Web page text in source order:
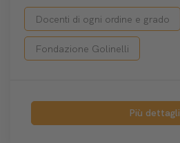
Docenti di ogni ordine e grado
Fondazione Golinelli
Più dettagli